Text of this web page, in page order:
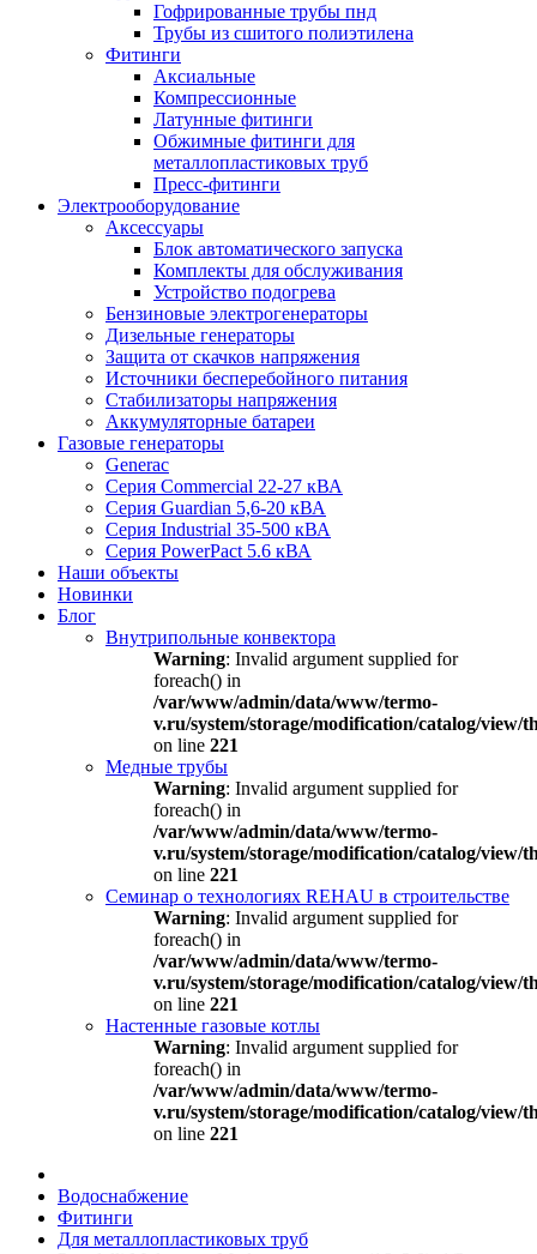
Гофрированные трубы пнд
Трубы из сшитого полиэтилена
Фитинги
Аксиальные
Компрессионные
Латунные фитинги
Обжимные фитинги для
металлопластиковых труб
Пресс-фитинги
Электрооборудование
Аксессуары
Блок автоматического запуска
Комплекты для обслуживания
Устройство подогрева
Бензиновые электрогенераторы
Дизельные генераторы
Защита от скачков напряжения
Источники бесперебойного питания
Стабилизаторы напряжения
Аккумуляторные батареи
Газовые генераторы
Generac
Серия Commercial 22-27 кВА
Серия Guardian 5,6-20 кВА
Серия Industrial 35-500 кВА
Серия PowerPact 5.6 кВА
Наши объекты
Новинки
Блог
Внутрипольные конвектора
Warning: Invalid argument supplied for
foreach() in
/var/www/admin/data/www/termo-
v.ru/system/storage/modification/catalog/view/
on line 221
Медные трубы
Warning: Invalid argument supplied for
foreach() in
/var/www/admin/data/www/termo-
v.ru/system/storage/modification/catalog/view/
on line 221
Семинар о технологиях REHAU в строительстве
Warning: Invalid argument supplied for
foreach() in
/var/www/admin/data/www/termo-
v.ru/system/storage/modification/catalog/view/
on line 221
Настенные газовые котлы
Warning: Invalid argument supplied for
foreach() in
/var/www/admin/data/www/termo-
v.ru/system/storage/modification/catalog/view/
on line 221
Водоснабжение
Фитинги
Для металлопластиковых труб